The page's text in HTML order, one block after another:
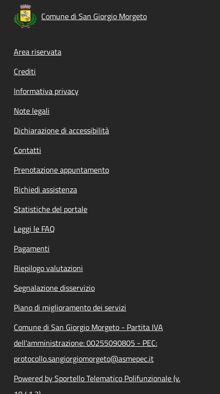
Comune di San Giorgio Morgeto
Footer menu
Area riservata
Crediti
Informativa privacy
Note legali
Dichiarazione di accessibilità
Contatti
Prenotazione appuntamento
Richiedi assistenza
Statistiche del portale
Leggi le FAQ
Pagamenti
Riepilogo valutazioni
Segnalazione disservizio
Piano di miglioramento dei servizi
Comune di San Giorgio Morgeto - Partita IVA
dell'amministrazione: 00255090805 - PEC:
protocollo.sangiorgiomorgeto@asmepec.it
Powered by Sportello Telematico Polifunzionale (v.